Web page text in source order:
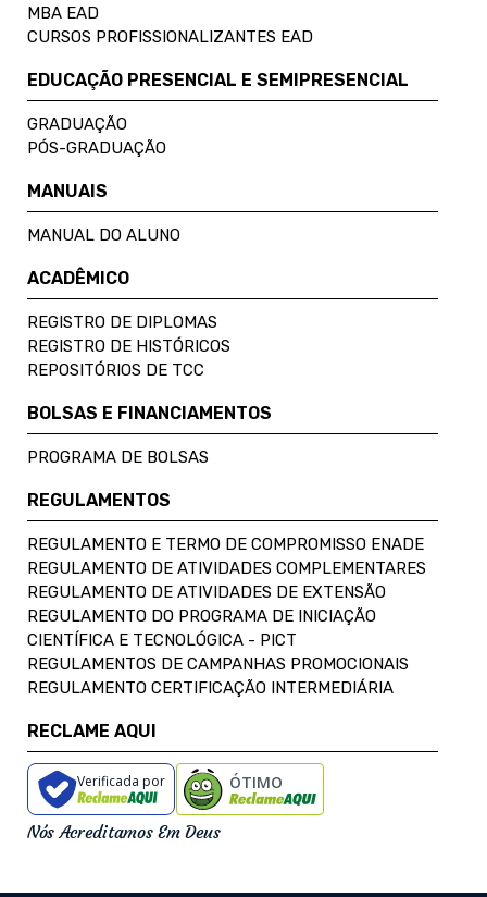
MBA EAD
CURSOS PROFISSIONALIZANTES EAD
EDUCAÇÃO PRESENCIAL E SEMIPRESENCIAL
GRADUAÇÃO
PÓS-GRADUAÇÃO
MANUAIS
MANUAL DO ALUNO
ACADÊMICO
REGISTRO DE DIPLOMAS
REGISTRO DE HISTÓRICOS
REPOSITÓRIOS DE TCC
BOLSAS E FINANCIAMENTOS
PROGRAMA DE BOLSAS
REGULAMENTOS
REGULAMENTO E TERMO DE COMPROMISSO ENADE
REGULAMENTO DE ATIVIDADES COMPLEMENTARES
REGULAMENTO DE ATIVIDADES DE EXTENSÃO
REGULAMENTO DO PROGRAMA DE INICIAÇÃO
CIENTÍFICA E TECNOLÓGICA - PICT
REGULAMENTOS DE CAMPANHAS PROMOCIONAIS
REGULAMENTO CERTIFICAÇÃO INTERMEDIÁRIA
RECLAME AQUI
Verificada por ÓTIMO
Nós Acreditamos Em Deus